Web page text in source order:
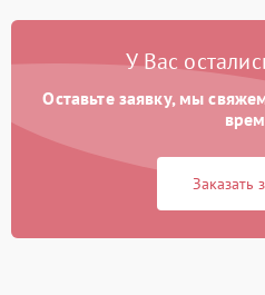
У Вас
Оставьте заявку, мы
Заказать